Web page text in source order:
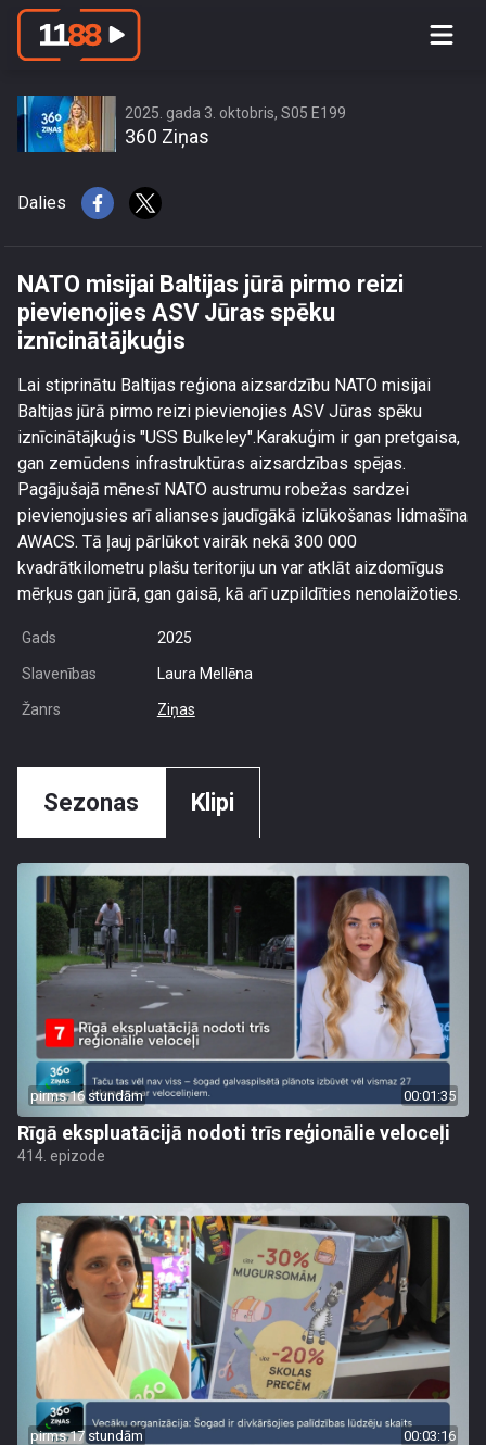
NATO misijai Baltijas jūrā pirmo reizi
2025. gada 3. oktobris, S05 E199
360 Ziņas
Dalies
NATO misijai Baltijas jūrā pirmo reizi
pievienojies ASV Jūras spēku
iznīcinātājkuģis
Lai stiprinātu Baltijas reģiona aizsardzību NATO misijai
Baltijas jūrā pirmo reizi pievienojies ASV Jūras spēku
iznīcinātājkuģis "USS Bulkeley".Karakuģim ir gan pretgaisa,
gan zemūdens infrastruktūras aizsardzības spējas.
Pagājušajā mēnesī NATO austrumu robežas sardzei
pievienojusies arī alianses jaudīgākā izlūkošanas lidmašīna
AWACS. Tā ļauj pārlūkot vairāk nekā 300 000
kvadrātkilometru plašu teritoriju un var atklāt aizdomīgus
mērķus gan jūrā, gan gaisā, kā arī uzpildīties nenolaižoties.
Gads 2025
Slavenības Laura Mellēna
Žanrs Ziņas
Sezonas Klipi
pirms 16 stundām 00:01:35
Rīgā ekspluatācijā nodoti trīs reģionālie veloceļi
414. epizode
pirms 17 stundām 00:03:16